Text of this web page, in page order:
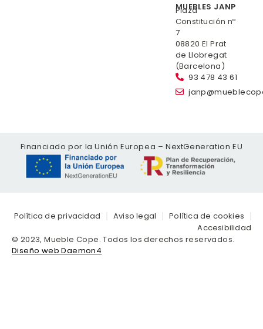
MUEBLES JANP
Plaza
Constitución nº
7
08820 El Prat
de Llobregat
(Barcelona)
93 478 43 61
Financiado por la Unión Europea – NextGeneration EU
© 2023, Mueble Cope. Todos los derechos reservados.
Diseño web Daemon4
Política de privacidad Aviso legal
Política de cookies
Accesibilidad